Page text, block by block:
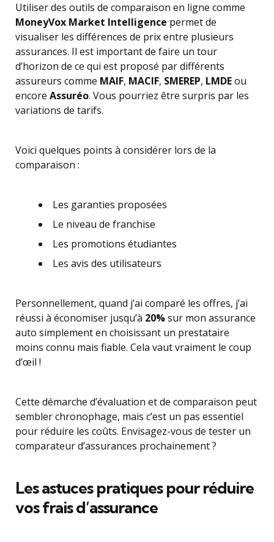
Utiliser des outils de comparaison en ligne comme
MoneyVox Market Intelligence permet de
visualiser les différences de prix entre plusieurs
assurances. Il est important de faire un tour
d’horizon de ce qui est proposé par différents
assureurs comme MAIF, MACIF, SMEREP, LMDEou
encore Assuréo. Vous pourriez être surpris par les
variations de tarifs.
Voici quelques points à considérer lors de la
comparaison :
Les garanties proposées
Le niveau de franchise
Les promotions étudiantes
Les avis des utilisateurs
Personnellement, quand j’ai comparé les offres, j’ai
réussi à économiser jusqu’à 20%sur mon assurance
auto simplement en choisissant un prestataire
moins connu mais fiable. Cela vaut vraiment le coup
d’œil !
Cette démarche d’évaluation et de comparaison peut
sembler chronophage, mais c’est un pas essentiel
pour réduire les coûts. Envisagez-vous de tester un
comparateur d’assurances prochainement ?
Les astuces pratiques pour réduire
vos frais d’assurance